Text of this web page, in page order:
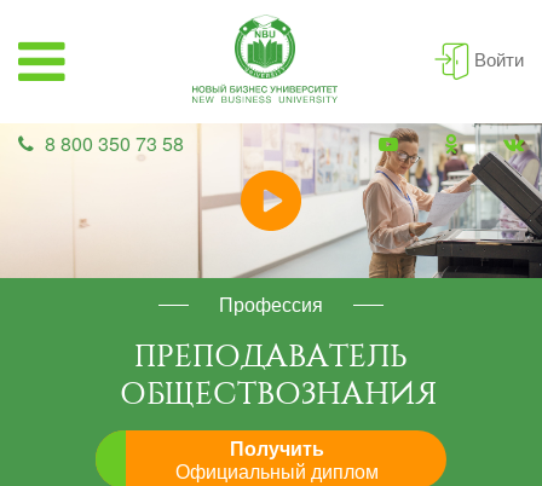
Войти
8 800 350 73 58
Профессия
ПРЕПОДАВАТЕЛЬ
ОБЩЕСТВОЗНАНИЯ
Получить
Официальный диплом